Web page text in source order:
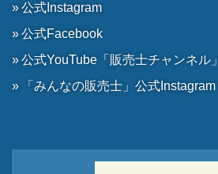
公式Instagram
公式Facebook
公式YouTube「販売士チャンネル」
「みんなの販売士」公式Instagram